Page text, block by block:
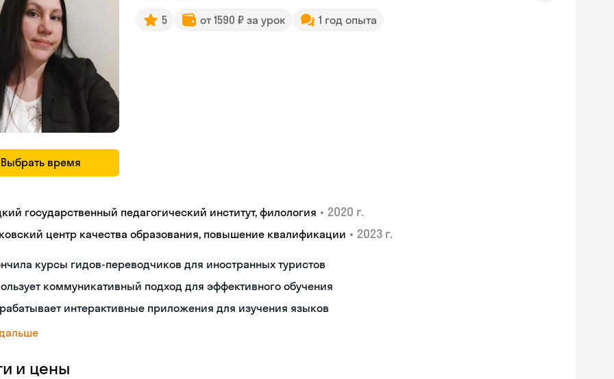
Выбрать время
5 от 1590 ₽ за урок 1 год опыта
государственный педагогический институт, филология • 2020 г.
центр качества образования, повышение квалификации • 2023 г.
курсы гидов-переводчиков для иностранных туристов
коммуникативный подход для эффективного обучения
интерактивные приложения для изучения языков
и цены